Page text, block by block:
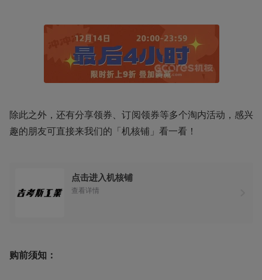
除此之外，还有分享领券、订阅领券等多个淘内活动，感兴
趣的朋友可直接来我们的「机核铺」看一看！
点击进入机核铺
查看详情
购前须知：